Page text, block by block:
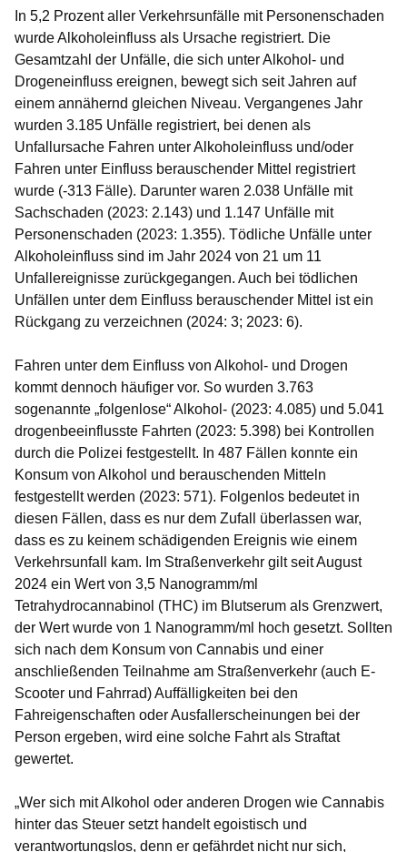
In 5,2 Prozent aller Verkehrsunfälle mit Personenschaden
wurde Alkoholeinfluss als Ursache registriert. Die
Gesamtzahl der Unfälle, die sich unter Alkohol- und
Drogeneinfluss ereignen, bewegt sich seit Jahren auf
einem annähernd gleichen Niveau. Vergangenes Jahr
wurden 3.185 Unfälle registriert, bei denen als
Unfallursache Fahren unter Alkoholeinfluss und/oder
Fahren unter Einfluss berauschender Mittel registriert
wurde (-313 Fälle). Darunter waren 2.038 Unfälle mit
Sachschaden (2023: 2.143) und 1.147 Unfälle mit
Personenschaden (2023: 1.355). Tödliche Unfälle unter
Alkoholeinfluss sind im Jahr 2024 von 21 um 11
Unfallereignisse zurückgegangen. Auch bei tödlichen
Unfällen unter dem Einfluss berauschender Mittel ist ein
Rückgang zu verzeichnen (2024: 3; 2023: 6).
Fahren unter dem Einfluss von Alkohol- und Drogen
kommt dennoch häufiger vor. So wurden 3.763
sogenannte „folgenlose“ Alkohol- (2023: 4.085) und 5.041
drogenbeeinflusste Fahrten (2023: 5.398) bei Kontrollen
durch die Polizei festgestellt. In 487 Fällen konnte ein
Konsum von Alkohol und berauschenden Mitteln
festgestellt werden (2023: 571). Folgenlos bedeutet in
diesen Fällen, dass es nur dem Zufall überlassen war,
dass es zu keinem schädigenden Ereignis wie einem
Verkehrsunfall kam. Im Straßenverkehr gilt seit August
2024 ein Wert von 3,5 Nanogramm/ml
Tetrahydrocannabinol (THC) im Blutserum als Grenzwert,
der Wert wurde von 1 Nanogramm/ml hoch gesetzt. Sollten
sich nach dem Konsum von Cannabis und einer
anschließenden Teilnahme am Straßenverkehr (auch E-
Scooter und Fahrrad) Auffälligkeiten bei den
Fahreigenschaften oder Ausfallerscheinungen bei der
Person ergeben, wird eine solche Fahrt als Straftat
gewertet.
„Wer sich mit Alkohol oder anderen Drogen wie Cannabis
hinter das Steuer setzt handelt egoistisch und
verantwortungslos, denn er gefährdet nicht nur sich,